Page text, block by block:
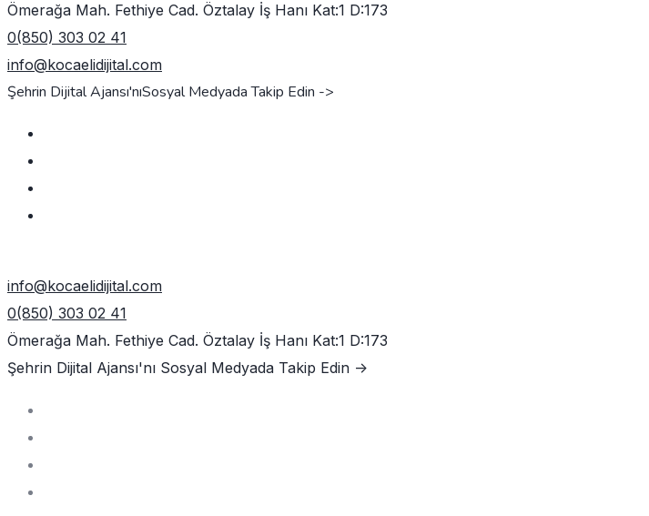
Ömerağa Mah. Fethiye Cad. Öztalay İş Hanı Kat:1 D:173
0(850) 303 02 41
info@kocaelidijital.com
Şehrin Dijital Ajansı'nıSosyal Medyada Takip Edin ->
info@kocaelidijital.com
0(850) 303 02 41
Ömerağa Mah. Fethiye Cad. Öztalay İş Hanı Kat:1 D:173
Şehrin Dijital Ajansı'nı Sosyal Medyada Takip Edin ->